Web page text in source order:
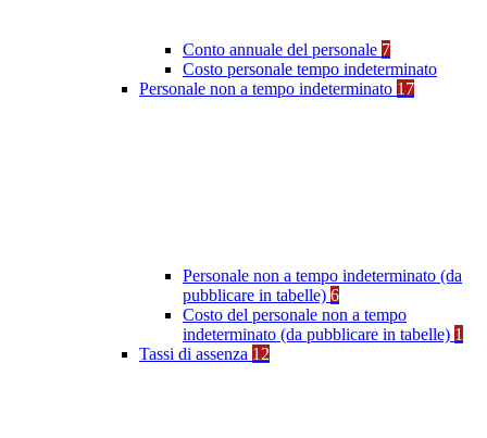
Conto annuale del personale 7
Costo personale tempo indeterminato
Personale non a tempo indeterminato 17
Personale non a tempo indeterminato (da
pubblicare in tabelle) 6
Costo del personale non a tempo
indeterminato (da pubblicare in tabelle) 1
Tassi di assenza 12